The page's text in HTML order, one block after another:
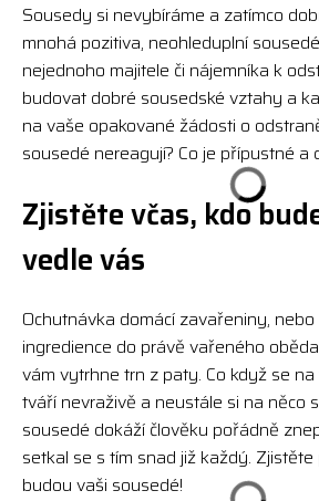
Sousedy si nevybíráme a zatímco
mnohá pozitiva, neohleduplní
nejednoho majitele či nájemníka k
budovat dobré sousedské vztahy a
na vaše opakované žádosti o
sousedé nereagují? Co je přípustné a
Zjistěte včas, kdo
vedle vás
Ochutnávka domácí zavařeniny,
ingredience do právě vařeného
vám vytrhne trn z paty. Co když se
tváří nevraživě a neustále si na něco
sousedé dokáží člověku pořádně
setkal se s tím snad již každý. Zjistěte
budou vaši sousedé!